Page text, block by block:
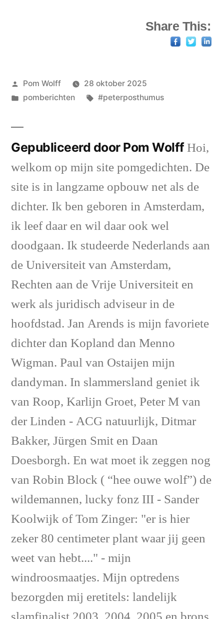
Share This:
Geplaatst
door
Pom Wolff
28 oktober 2025
Geplaatst
pomberichten Tags:
#peterposthumus
Gepubliceerd door Pom WolffHoi,
welkom op mijn site pomgedichten. De
site is in langzame opbouw net als de
dichter. Ik ben geboren in Amsterdam,
ik leef daar en wil daar ook wel
doodgaan. Ik studeerde Nederlands aan
de Universiteit van Amsterdam,
Rechten aan de Vrije Universiteit en
werk als juridisch adviseur in de
hoofdstad. Jan Arends is mijn favoriete
dichter dan Kopland dan Menno
Wigman. Paul van Ostaijen mijn
dandyman. In slammersland geniet ik
van Roop, Karlijn Groet, Peter M van
der Linden - ACG natuurlijk, Ditmar
Bakker, Jürgen Smit en Daan
Doesborgh. En wat moet ik zeggen nog
van Robin Block ( “hee ouwe wolf”) de
wildemannen, lucky fonz III - Sander
Koolwijk of Tom Zinger: "er is hier
zeker 80 centimeter plant waar jij geen
weet van hebt...." - mijn
windroosmaatjes. Mijn optredens
bezorgden mij eretitels: landelijk